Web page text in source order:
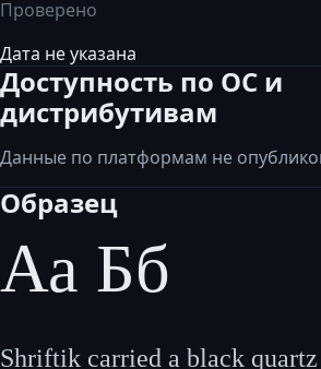
Проверено
Дата не указана
Доступность по ОС и
дистрибутивам
Данные по платформам не
Образец
Аа Бб
Shriftik carried a black